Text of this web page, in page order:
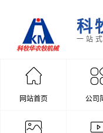
科
一站
网站首页 公司